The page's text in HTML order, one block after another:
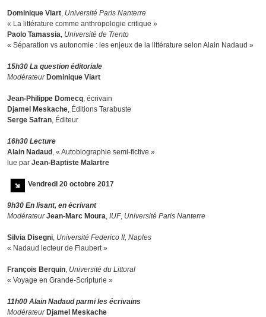
Dominique Viart, Université Paris Nanterre
« La littérature comme anthropologie critique »
Paolo Tamassia, Université de Trento
« Séparation vs autonomie : les enjeux de la littérature selon Alain Nadaud »
15h30 La question éditoriale
ModérateurDominique Viart
Jean-Philippe Domecq, écrivain
Djamel Meskache, Éditions Tarabuste
Serge Safran, Éditeur
16h30 Lecture
Alain Nadaud, « Autobiographie semi-fictive »
lue par Jean-Baptiste Malartre
Vendredi 20 octobre 2017
9h30 En lisant, en écrivant
Modérateur Jean-Marc Moura, IUF, Université Paris Nanterre
Silvia Disegni, Université Federico II, Naples
« Nadaud lecteur de Flaubert »
François Berquin, Université du Littoral
« Voyage en Grande-Scripturie »
11h00 Alain Nadaud parmi les écrivains
ModérateurDjamel Meskache